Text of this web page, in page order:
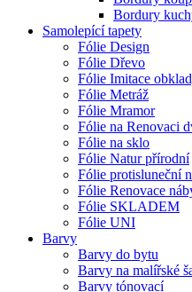
Bordury
Samolepící tapety
Fólie Design
Fólie Dřevo
Fólie Imitace
Fólie Metráž
Fólie Mramor
Fólie na Renovaci
Fólie na sklo
Fólie Natur přírodní
Fólie protisluneční
Fólie Renovace
Fólie SKLADEM
Fólie UNI
Barvy
Barvy do bytu
Barvy na malířské
Barvy tónovací